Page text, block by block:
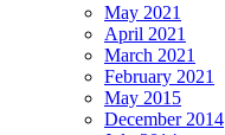
May 2021
April 2021
March 2021
February 2021
May 2015
December 2014